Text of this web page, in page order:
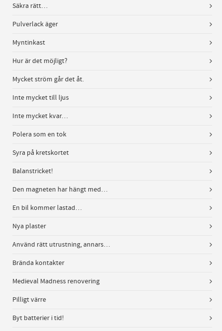
Säkra rätt…
Pulverlack äger
Myntinkast
Hur är det möjligt?
Mycket ström går det åt.
Inte mycket till ljus
Inte mycket kvar…
Polera som en tok
Syra på kretskortet
Balanstricket!
Den magneten har hängt med…
En bil kommer lastad…
Nya plaster
Använd rätt utrustning, annars…
Brända kontakter
Medieval Madness renovering
Pilligt värre
Byt batterier i tid!